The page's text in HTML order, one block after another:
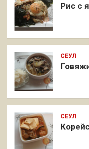
Рис с
СЕУЛ
СЕУЛ